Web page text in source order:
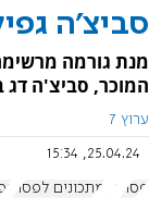
סביצ'ה
מנת גורמה
המוכר, סביצ'ה דג
ערוץ 7
25.04.24, 15:34
פסח דג מתכונים לפסח